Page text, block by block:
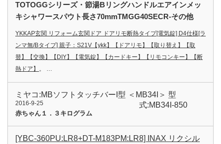
TOTOGGシリーズ・節湯Bリングハンドルエアインメッ
キシャワースパウト長さ70mmTMGG40SECR-その他
YKKAP玄関 リフォーム玄関ドア ドアリモ断熱タイプ[電気錠] D4仕様[ラ
ンマ無/Bタイプ] 親子：S21V【ykk】【ドアリモ】【取り替え】【取
替】【交換】【DIY】【電気錠】【カードキー】【リモコンキー】【断
熱ドア】 。 …
ミヤコ:MBソフトタッチバーI型 ＜MB34I＞ 型
式:MB34I-850
2016-9-25
赤ちゃん１．３キログラム
[YBC-360PU:LR8+DT-M183PM:LR8] INAX リクシル